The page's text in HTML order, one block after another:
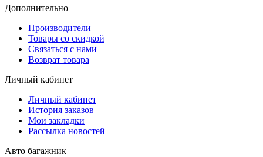
Дополнительно
Производители
Товары со скидкой
Связаться с нами
Возврат товара
Личный кабинет
Личный кабинет
История заказов
Мои закладки
Рассылка новостей
Авто багажник